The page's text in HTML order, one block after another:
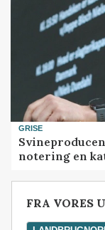
GRISE
notering en
FRA VORES